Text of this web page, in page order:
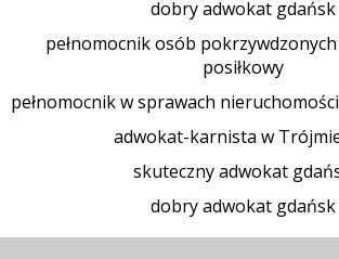
dobry adwokat gdańsk
pełnomocnik osób
posiłkowy
pełnomocnik w sprawach
adwokat-karnista w
skuteczny adwokat
dobry adwokat gdańsk